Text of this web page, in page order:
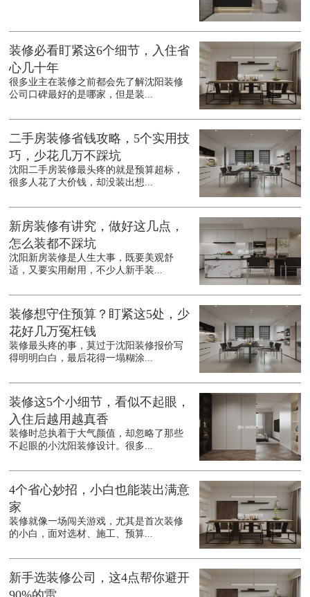
装修必看盯紧这6个细节，入住省
心几十年
很多业主在装修之前都会先了解沈阳装修
公司口碑最好的是哪家，但是装...
二手房装修省钱攻略，5个实用技
巧，少花几万不踩坑
沈阳二手房装修最头疼的就是预算超标，
很多人花了大价钱，却没装出想...
新房装修有讲究，做好这几点，
怎么装都不踩坑
沈阳新房装修是人生大事，既要美观舒
适，又要实用耐用，不少人新手装...
装修想守住预算？盯紧这5处，少
花好几万冤枉钱
装修最头疼的事，莫过于沈阳装修报价写
得明明白白，最后花得一塌糊涂...
装修这5个小细节，看似不起眼，
入住后越用越真香
装修时总执着于大气颜值，却忽略了那些
不起眼的小沈阳装修设计。很多...
4个省心妙招，小白也能装出满意
家
装修就像一场闯关游戏，尤其是首次装修
的小白，面对选材、施工、预算...
新手选装修公司，这4点帮你避开